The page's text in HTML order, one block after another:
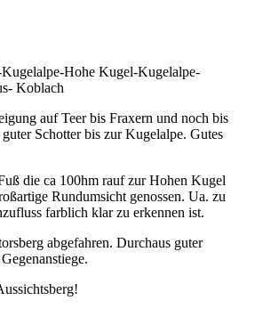
Hohe Kugel-Kugelalpe-
Koblach
auf Teer bis Fraxern und noch bis
Schotter bis zur Kugelalpe. Gutes
die ca 100hm rauf zur Hohen Kugel
Rundumsicht genossen. Ua. zu
farblich klar zu erkennen ist.
abgefahren. Durchaus guter